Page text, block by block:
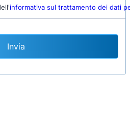
informativa sul trattamento dei dati
Invia